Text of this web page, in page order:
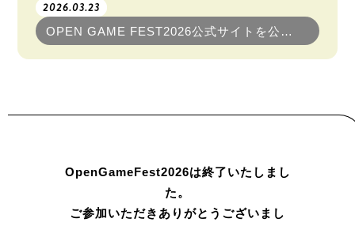
2026.03.23
OPEN GAME FEST2026公式サイトを公開いたしました！
OpenGameFest2026は終了いたしまし
た。
ご参加いただきありがとうございまし